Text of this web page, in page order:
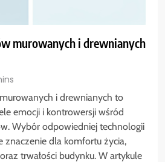
murowanych i drewnianych
i drewnianych to
emocji i kontrowersji wśród
Wybór odpowiedniej technologii
znaczenie dla komfortu życia,
trwałości budynku. W artykule